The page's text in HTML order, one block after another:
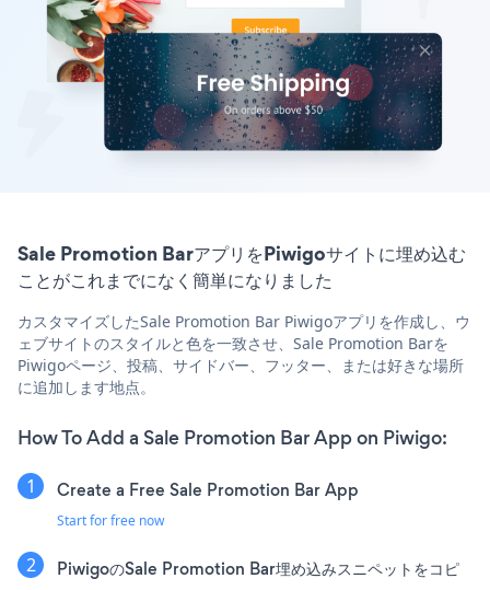
Sale Promotion BarアプリをPiwigoサイトに埋め込む
ことがこれまでになく簡単になりました
カスタマイズしたSale Promotion Bar Piwigoアプリを作成し、ウ
ェブサイトのスタイルと色を一致させ、Sale Promotion Barを
Piwigoページ、投稿、サイドバー、フッター、または好きな場所
に追加します地点。
How To Add a Sale Promotion Bar App on Piwigo:
Create a Free Sale Promotion Bar App
Start for free now
PiwigoのSale Promotion Bar埋め込みスニペットをコピ